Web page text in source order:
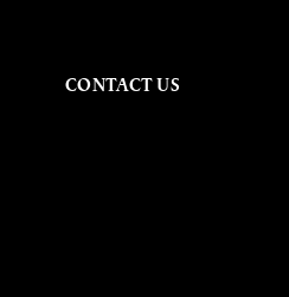
CONTACT US